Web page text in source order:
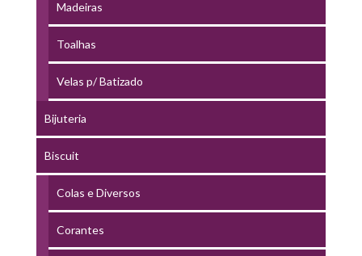
Madeiras
Toalhas
Velas p/ Batizado
Bijuteria
Biscuit
Colas e Diversos
Corantes